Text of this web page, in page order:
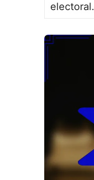
electoral.